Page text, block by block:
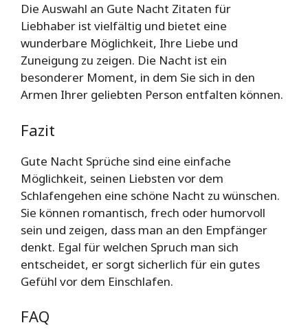
Die Auswahl an Gute Nacht Zitaten für
Liebhaber ist vielfältig und bietet eine
wunderbare Möglichkeit, Ihre Liebe und
Zuneigung zu zeigen. Die Nacht ist ein
besonderer Moment, in dem Sie sich in den
Armen Ihrer geliebten Person entfalten können.
Fazit
Gute Nacht Sprüche sind eine einfache
Möglichkeit, seinen Liebsten vor dem
Schlafengehen eine schöne Nacht zu wünschen.
Sie können romantisch, frech oder humorvoll
sein und zeigen, dass man an den Empfänger
denkt. Egal für welchen Spruch man sich
entscheidet, er sorgt sicherlich für ein gutes
Gefühl vor dem Einschlafen.
FAQ